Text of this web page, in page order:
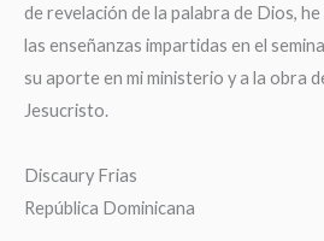
de revelación de la palabra de Dios,
las enseñanzas impartidas en el
su aporte en mi ministerio y a la obra
Jesucristo.
Discaury Frias
República Dominicana